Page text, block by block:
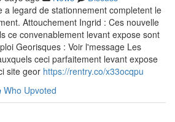
a legard de stationnement completent le
Attouchement Ingrid : Ces nouvelle
ce convenablement levant expose sont
Georisques : Voir l'message Les
ceci parfaitement levant expose
site geor https://rentry.co/x33ocqpu
Who Upvoted